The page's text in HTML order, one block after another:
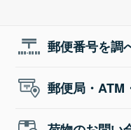
郵便番号を調
郵便局・ATM